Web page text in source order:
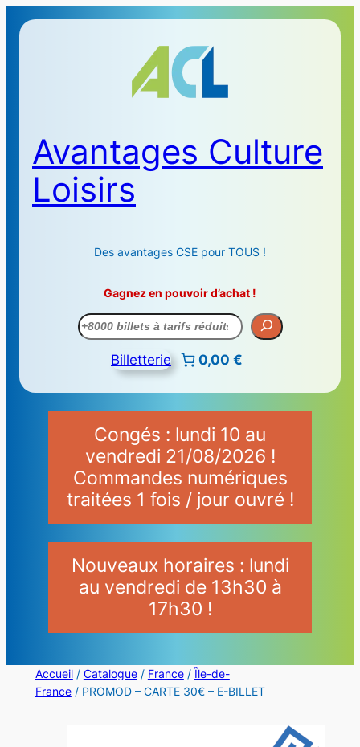
Avantages Culture
Loisirs
Des avantages CSE pour TOUS !
Gagnez en pouvoir d’achat !
Recherche
Billetterie 0,00 €
Congés : lundi 10 au
vendredi 21/08/2026 !
Commandes numériques
traitées 1 fois / jour ouvré !
Nouveaux horaires : lundi
au vendredi de 13h30 à
17h30 !
Accueil/ Catalogue/ France/ Île-de-
France/ PROMOD – CARTE 30€ – E-BILLET